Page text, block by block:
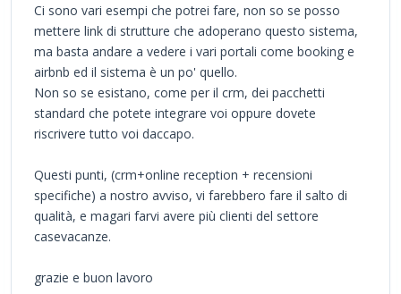
Ci sono vari esempi che potrei fare, non so se posso
mettere link di strutture che adoperano questo sistema,
ma basta andare a vedere i vari portali come booking e
airbnb ed il sistema è un po' quello.
Non so se esistano, come per il crm, dei pacchetti
standard che potete integrare voi oppure dovete
riscrivere tutto voi daccapo.
Questi punti, (crm+online reception + recensioni
specifiche) a nostro avviso, vi farebbero fare il salto di
qualità, e magari farvi avere più clienti del settore
casevacanze.
grazie e buon lavoro